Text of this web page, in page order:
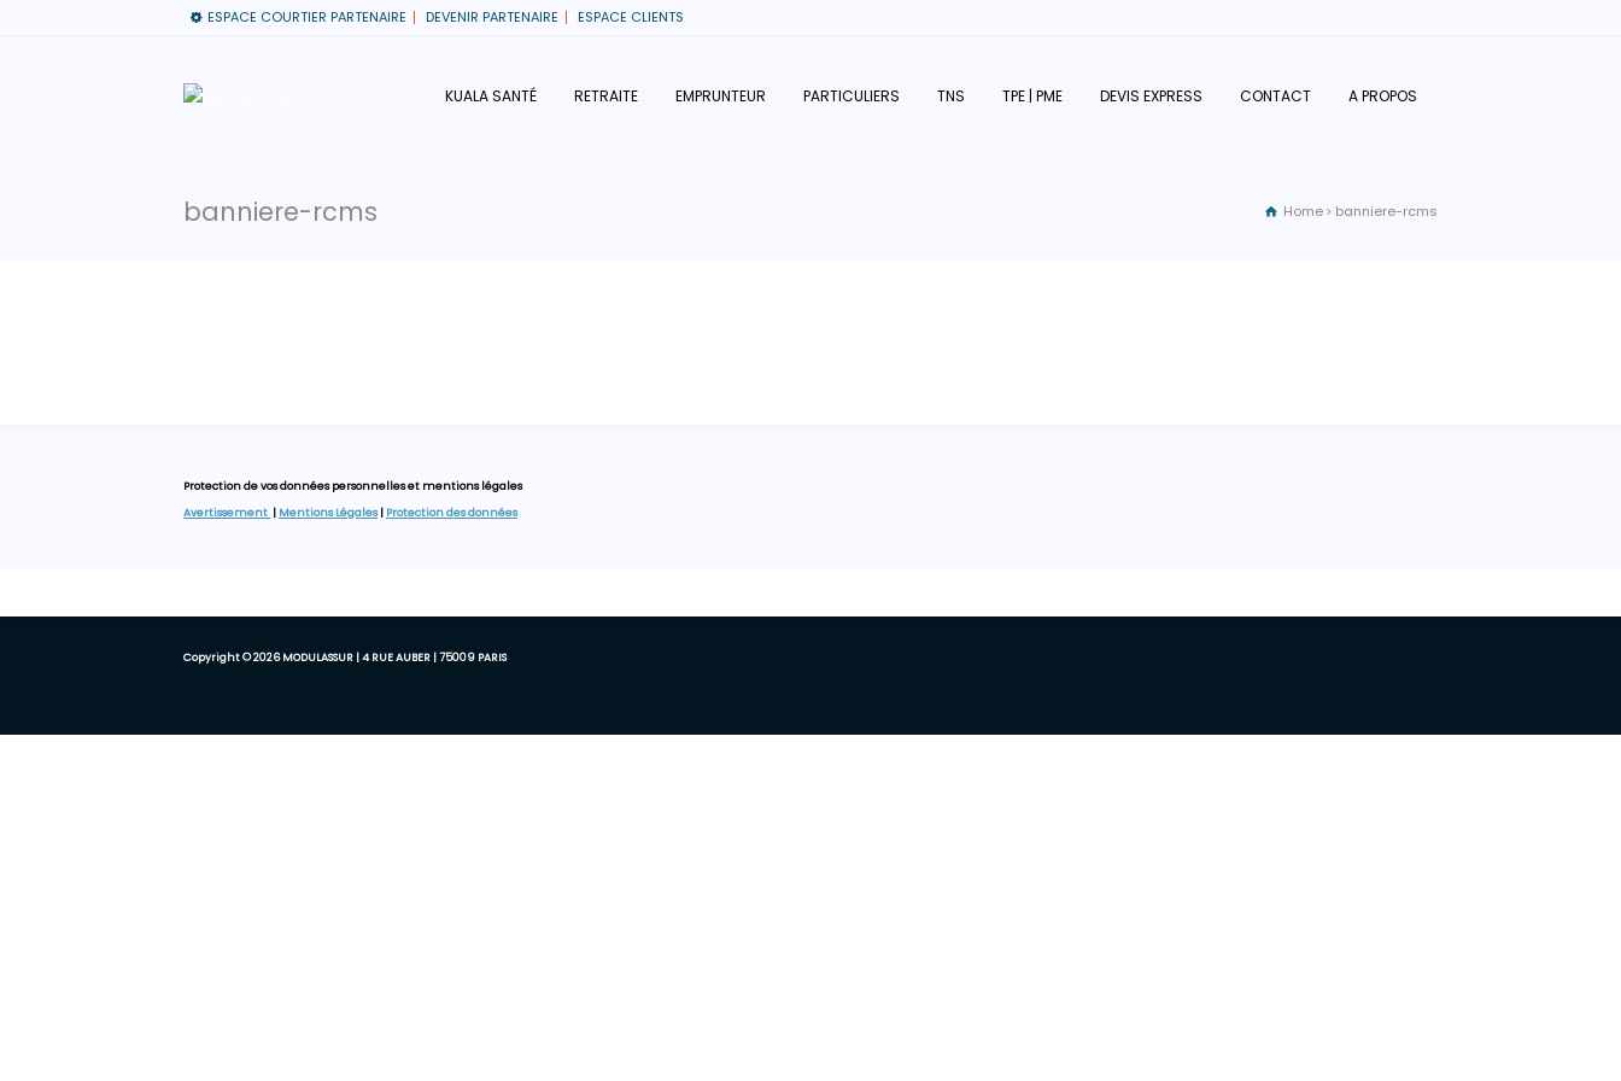
ESPACE COURTIER PARTENAIRE DEVENIR PARTENAIRE ESPACE CLIENTS
KUALA SANTÉ RETRAITE EMPRUNTEUR PARTICULIERS TNS TPE | PME DEVIS EXPRESS CONTACT A PROPOS
banniere-rcms Home banniere-rcms
Protection de vos données personnelles et mentions légales
Avertissement | Mentions Légales| Protection des données
Copyright © 2026 MODULASSUR | 4 RUE AUBER | 75009 PARIS